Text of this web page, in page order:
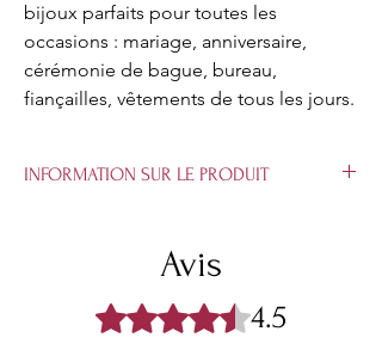
bijoux parfaits pour toutes les
occasions : mariage, anniversaire,
cérémonie de bague, bureau,
fiançailles, vêtements de tous les jours.
INFORMATION SUR LE PRODUIT
Cadeau parfait : cadeau idéal pour la
de vos proches. Les femmes aiment les
Avis
Noté 4,5 sur 5. 4.5